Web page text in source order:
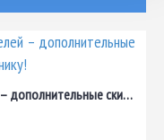
Бонусная программа для покупателей – дополнительные скидки на сантехнику!